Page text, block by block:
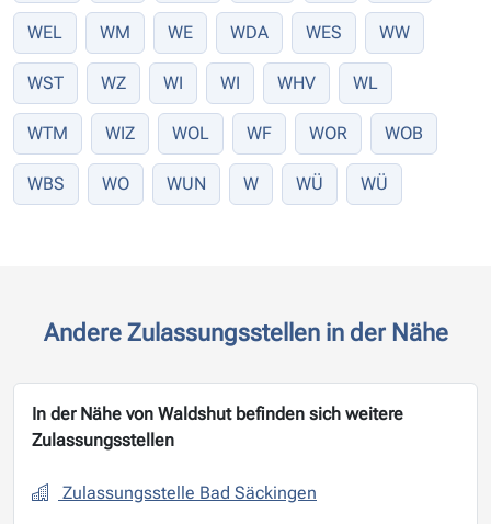
WEL WM WE WDA WES WW
WST WZ WI WI WHV WL
WTM WIZ WOL WF WOR WOB
WBS WO WUN W WÜ WÜ
Andere Zulassungsstellen in der Nähe
In der Nähe von Waldshut befinden sich weitere
Zulassungsstellen
Zulassungsstelle Bad Säckingen